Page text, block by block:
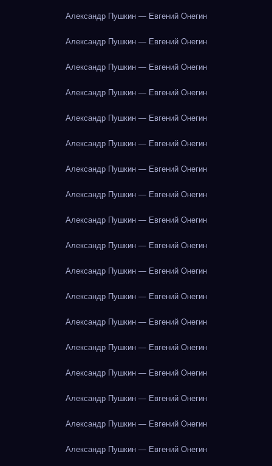
Александр Пушкин — Евгений Онегин
Александр Пушкин — Евгений Онегин
Александр Пушкин — Евгений Онегин
Александр Пушкин — Евгений Онегин
Александр Пушкин — Евгений Онегин
Александр Пушкин — Евгений Онегин
Александр Пушкин — Евгений Онегин
Александр Пушкин — Евгений Онегин
Александр Пушкин — Евгений Онегин
Александр Пушкин — Евгений Онегин
Александр Пушкин — Евгений Онегин
Александр Пушкин — Евгений Онегин
Александр Пушкин — Евгений Онегин
Александр Пушкин — Евгений Онегин
Александр Пушкин — Евгений Онегин
Александр Пушкин — Евгений Онегин
Александр Пушкин — Евгений Онегин
Александр Пушкин — Евгений Онегин